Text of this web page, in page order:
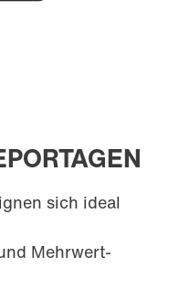
sich ideal
Mehrwert-